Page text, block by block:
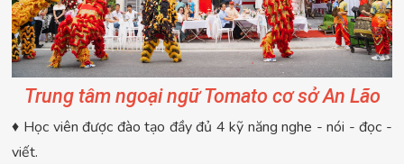
Trung tâm ngoại ngữ Tomato cơ sở An Lão
♦ Học viên được đào tạo đầy đủ 4 kỹ năng nghe - nói - đọc -
viết.